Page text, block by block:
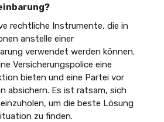
rechtliche Instrumente, die in
anstelle einer
verwendet werden können.
Versicherungspolice eine
bieten und eine Partei vor
absichern. Es ist ratsam, sich
um die beste Lösung
zu finden.